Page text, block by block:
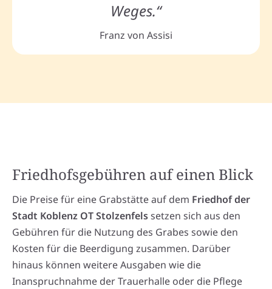
Weges.“
Franz von Assisi
Friedhofsgebühren auf einen Blick
Die Preise für eine Grabstätte auf dem Friedhof der
Stadt Koblenz OT Stolzenfelssetzen sich aus den
Gebühren für die Nutzung des Grabes sowie den
Kosten für die Beerdigung zusammen. Darüber
hinaus können weitere Ausgaben wie die
Inanspruchnahme der Trauerhalle oder die Pflege